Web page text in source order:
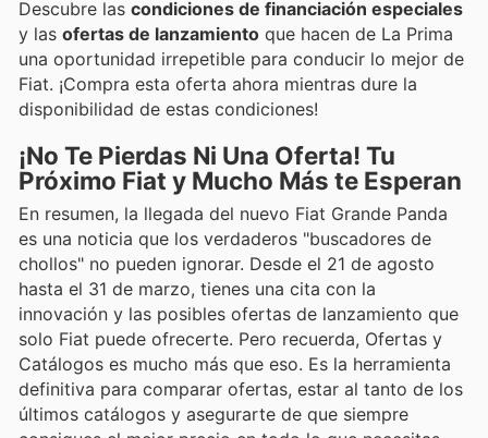
Descubre las condiciones de financiación especiales
y las ofertas de lanzamiento que hacen de La Prima
una oportunidad irrepetible para conducir lo mejor de
Fiat. ¡Compra esta oferta ahora mientras dure la
disponibilidad de estas condiciones!
¡No Te Pierdas Ni Una Oferta! Tu
Próximo Fiat y Mucho Más te Esperan
En resumen, la llegada del nuevo Fiat Grande Panda
es una noticia que los verdaderos "buscadores de
chollos" no pueden ignorar. Desde el 21 de agosto
hasta el 31 de marzo, tienes una cita con la
innovación y las posibles ofertas de lanzamiento que
solo Fiat puede ofrecerte. Pero recuerda, Ofertas y
Catálogos es mucho más que eso. Es la herramienta
definitiva para comparar ofertas, estar al tanto de los
últimos catálogos y asegurarte de que siempre